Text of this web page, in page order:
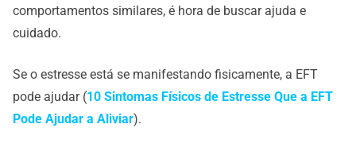
comportamentos similares, é hora de buscar ajuda e
cuidado.
Se o estresse está se manifestando fisicamente, a EFT
pode ajudar (10 Sintomas Físicos de Estresse Que a EFT
Pode Ajudar a Aliviar).